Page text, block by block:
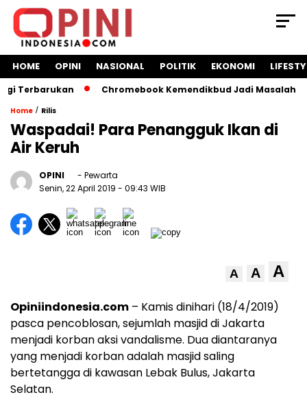
HOME OPINI NASIONAL POLITIK EKONOMI
Chromebook Kemendikbud Jadi Masalah
Home / Rilis
Waspadai! Para Penangguk Ikan di
Air Keruh
OPINI
- Pewarta
Senin, 22 April 2019 - 09:43 WIB
A A A
Opiniindonesia.com – Kamis dinihari (18/4/2019)
pasca pencoblosan, sejumlah masjid di Jakarta
menjadi korban aksi vandalisme. Dua diantaranya
yang menjadi korban adalah masjid saling
bertetangga di kawasan Lebak Bulus, Jakarta
Selatan.